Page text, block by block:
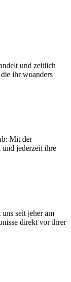
und zeitlich
ihr woanders
Mit der
jederzeit ihre
seit jeher am
direkt vor ihrer